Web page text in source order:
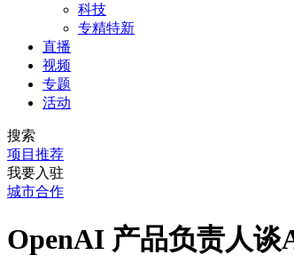
科技
专精特新
直播
视频
专题
活动
搜索
项目推荐
我要入驻
城市合作
OpenAI 产品负责人